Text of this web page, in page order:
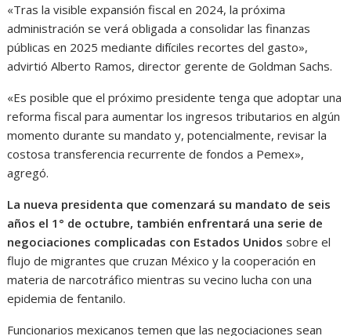
«Tras la visible expansión fiscal en 2024, la próxima
administración se verá obligada a consolidar las finanzas
públicas en 2025 mediante difíciles recortes del gasto»,
advirtió Alberto Ramos, director gerente de Goldman Sachs.
«Es posible que el próximo presidente tenga que adoptar una
reforma fiscal para aumentar los ingresos tributarios en algún
momento durante su mandato y, potencialmente, revisar la
costosa transferencia recurrente de fondos a Pemex»,
agregó.
La nueva presidenta que comenzará su mandato de seis
años el 1° de octubre, también enfrentará una serie de
negociaciones complicadas con Estados Unidos sobre el
flujo de migrantes que cruzan México y la cooperación en
materia de narcotráfico mientras su vecino lucha con una
epidemia de fentanilo.
Funcionarios mexicanos temen que las negociaciones sean